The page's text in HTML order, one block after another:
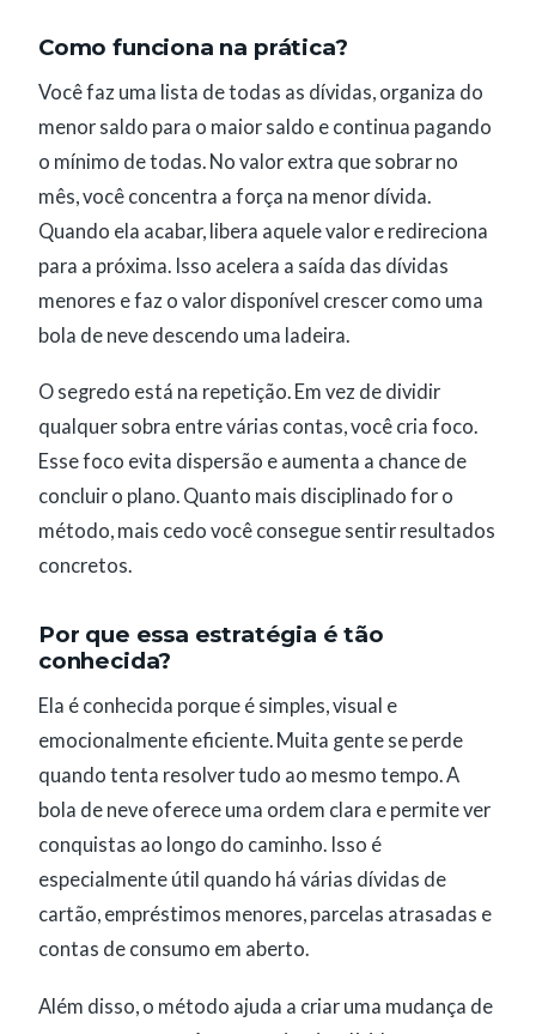
Como funciona na prática?
Você faz uma lista de todas as dívidas, organiza do
menor saldo para o maior saldo e continua pagando
o mínimo de todas. No valor extra que sobrar no
mês, você concentra a força na menor dívida.
Quando ela acabar, libera aquele valor e redireciona
para a próxima. Isso acelera a saída das dívidas
menores e faz o valor disponível crescer como uma
bola de neve descendo uma ladeira.
O segredo está na repetição. Em vez de dividir
qualquer sobra entre várias contas, você cria foco.
Esse foco evita dispersão e aumenta a chance de
concluir o plano. Quanto mais disciplinado for o
método, mais cedo você consegue sentir resultados
concretos.
Por que essa estratégia é tão
conhecida?
Ela é conhecida porque é simples, visual e
emocionalmente eficiente. Muita gente se perde
quando tenta resolver tudo ao mesmo tempo. A
bola de neve oferece uma ordem clara e permite ver
conquistas ao longo do caminho. Isso é
especialmente útil quando há várias dívidas de
cartão, empréstimos menores, parcelas atrasadas e
contas de consumo em aberto.
Além disso, o método ajuda a criar uma mudança de